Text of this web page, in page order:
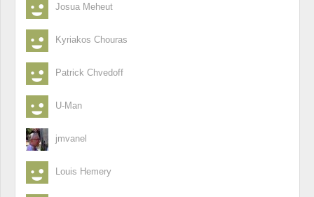
Josua Meheut
Kyriakos Chouras
Patrick Chvedoff
U-Man
jmvanel
Louis Hemery